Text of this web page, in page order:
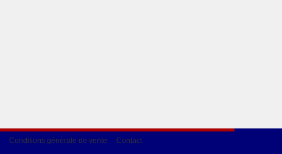
Conditions générale de vente Contact